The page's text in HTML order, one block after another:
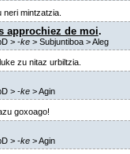
neri mintzatzia.
approchiez de moi.
> -ke> Subjuntiboa >Aleg
zu nitaz urbiltzia.
> -ke>Agin
goxoago!
> -ke>Agin